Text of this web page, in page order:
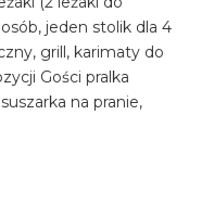
jeden stolik dla 4
grill, karimaty do
Gości pralka
na pranie,